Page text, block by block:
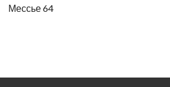
Мессье 64